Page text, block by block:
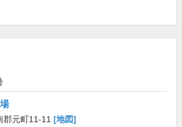
郡元町11-11 [地図]